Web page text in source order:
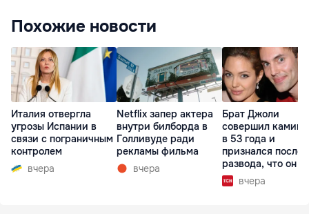
Похожие новости
Италия отвергла
угрозы Испании в
связи с пограничным
контролем
вчера
Netflix запер актера
внутри билборда в
Голливуде ради
рекламы фильма
вчера
Брат Джоли
совершил
в 53 года и
признался после
развода, что он
вчера